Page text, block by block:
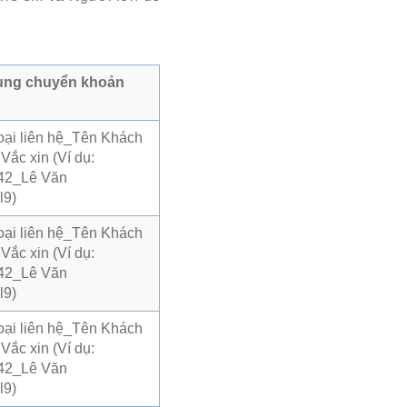
chuyển khoản
liên hệ_Tên Khách
xin (Ví dụ:
Văn
liên hệ_Tên Khách
xin (Ví dụ:
Văn
liên hệ_Tên Khách
xin (Ví dụ:
Văn